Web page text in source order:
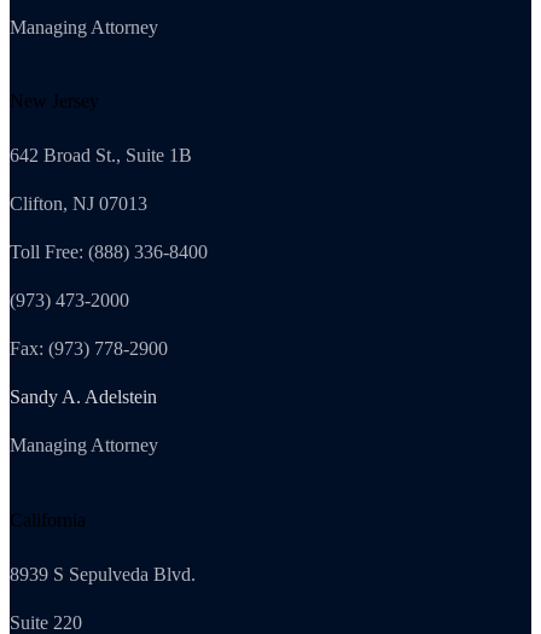
Managing Attorney
New Jersey
642 Broad St., Suite 1B
Clifton, NJ 07013
Toll Free: (888) 336-8400
(973) 473-2000
Fax: (973) 778-2900
Sandy A. Adelstein
Managing Attorney
California
8939 S Sepulveda Blvd.
Suite 220